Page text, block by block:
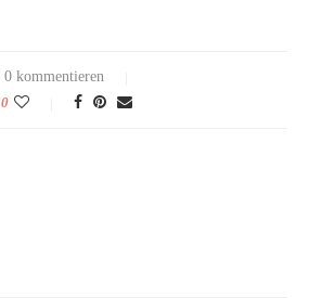
0 kommentieren
0